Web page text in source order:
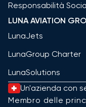
Responsabilità
LUNA AVIATION
LunaJets
LunaGroup Charter
LunaSolutions
Un'azienda con
Membro delle